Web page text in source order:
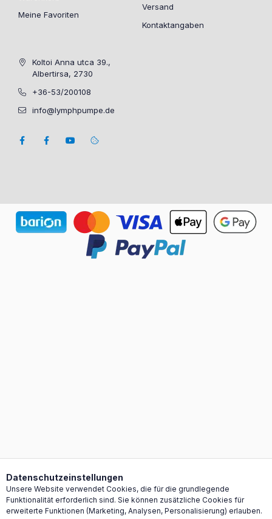
Meine Favoriten
Versand
Kontaktangaben
Koltoi Anna utca 39.,
Albertirsa, 2730
+36-53/200108
info@lymphpumpe.de
Datenschutzeinstellungen
Unsere Website verwendet Cookies, die für die grundlegende
Funktionalität erforderlich sind. Sie können zusätzliche Cookies für
erweiterte Funktionen (Marketing, Analysen, Personalisierung) erlauben.